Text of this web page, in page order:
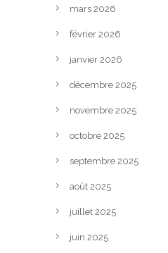
mars 2026
février 2026
janvier 2026
décembre 2025
novembre 2025
octobre 2025
septembre 2025
août 2025
juillet 2025
juin 2025